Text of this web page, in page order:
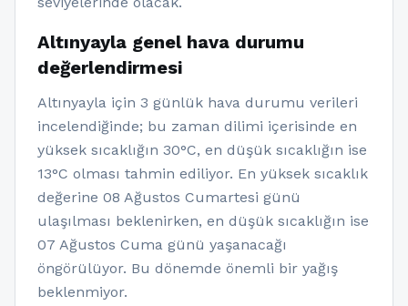
Altınyayla genel hava durumu
değerlendirmesi
Altınyayla için 3 günlük hava durumu verileri
incelendiğinde; bu zaman dilimi içerisinde en
yüksek sıcaklığın 30°C, en düşük sıcaklığın ise
13°C olması tahmin ediliyor. En yüksek sıcaklık
değerine 08 Ağustos Cumartesi günü
ulaşılması beklenirken, en düşük sıcaklığın ise
07 Ağustos Cuma günü yaşanacağı
öngörülüyor. Bu dönemde önemli bir yağış
beklenmiyor.